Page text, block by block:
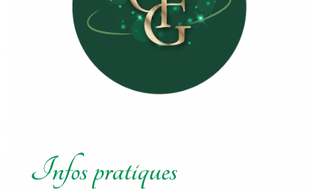
Infos pratiques